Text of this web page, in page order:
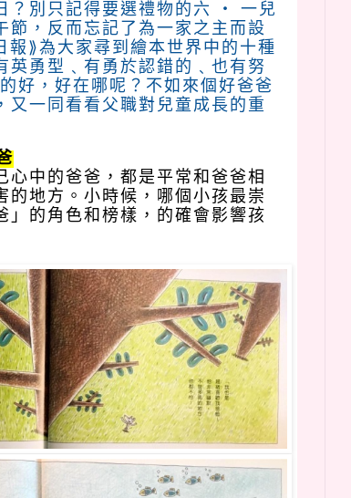
？別只記得要選禮物的六 ‧ 一兒
節，反而忘記了為一家之主而設
報⟫為大家尋到繪本世界中的十種
英勇型﹑有勇於認錯的﹑也有努
好，好在哪呢？不如來個好爸爸
又一同看看父職對兒童成長的重
心中的爸爸，都是平常和爸爸相
的地方。小時候，哪個小孩最崇
」的角色和榜樣，的確會影響孩